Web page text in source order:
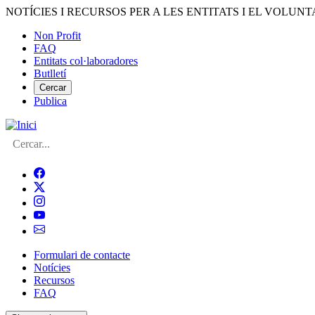
Vés
contingut
NOTÍCIES I RECURSOS PER A LES ENTITATS I EL
Menú
del
compte
d'usuari
Non Profit
FAQ
Entitats col·laboradores
Butlletí
Cercar
Publica
Cerca
Navegació
principal
de
Formulari de contacte
Notícies
Recursos
FAQ